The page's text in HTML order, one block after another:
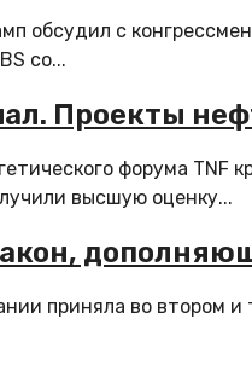
обсудил с
со...
Проекты
форума TNF
высшую оценку...
приняла во втором